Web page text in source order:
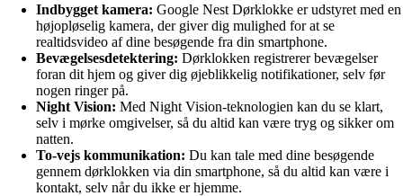
Indbygget kamera: Google Nest Dørklokke er udstyret med en
højopløselig kamera, der giver dig mulighed for at se
realtidsvideo af dine besøgende fra din smartphone.
Bevægelsesdetektering: Dørklokken registrerer bevægelser
foran dit hjem og giver dig øjeblikkelig notifikationer, selv før
nogen ringer på.
Night Vision: Med Night Vision-teknologien kan du se klart,
selv i mørke omgivelser, så du altid kan være tryg og sikker om
natten.
To-vejs kommunikation: Du kan tale med dine besøgende
gennem dørklokken via din smartphone, så du altid kan være i
kontakt, selv når du ikke er hjemme.